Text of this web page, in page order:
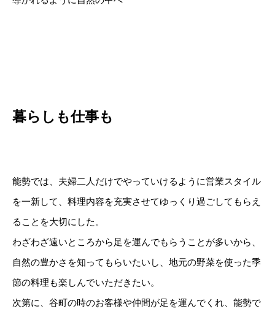
暮らしも仕事も
能勢では、夫婦二人だけでやっていけるように営業スタイル
を一新して、料理内容を充実させてゆっくり過ごしてもらえ
ることを大切にした。
わざわざ遠いところから足を運んでもらうことが多いから、
自然の豊かさを知ってもらいたいし、地元の野菜を使った季
節の料理も楽しんでいただきたい。
次第に、谷町の時のお客様や仲間が足を運んでくれ、能勢で